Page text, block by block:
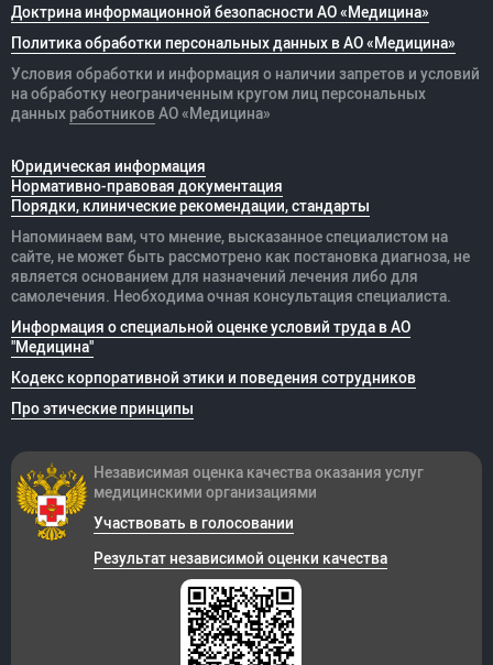
Доктрина информационной безопасности АО «Медицина»
Политика обработки персональных данных в АО «Медицина»
Условия обработки и информация о наличии запретов и условий
на обработку неограниченным кругом лиц персональных
данных работников АО «Медицина»
Юридическая информация
Нормативно-правовая документация
Порядки, клинические рекомендации, стандарты
Напоминаем вам, что мнение, высказанное специалистом на
сайте, не может быть рассмотрено как постановка диагноза, не
является основанием для назначений лечения либо для
самолечения. Необходима очная консультация специалиста.
Информация о специальной оценке условий труда в АО
"Медицина"
Кодекс корпоративной этики и поведения сотрудников
Про этические принципы
Независимая оценка качества оказания услуг
медицинскими организациями
Участвовать в голосовании
Результат независимой оценки качества